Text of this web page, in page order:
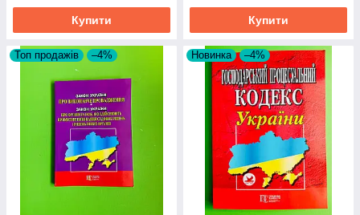
Купити Купити
Топ продажів –4% Новинка –4%